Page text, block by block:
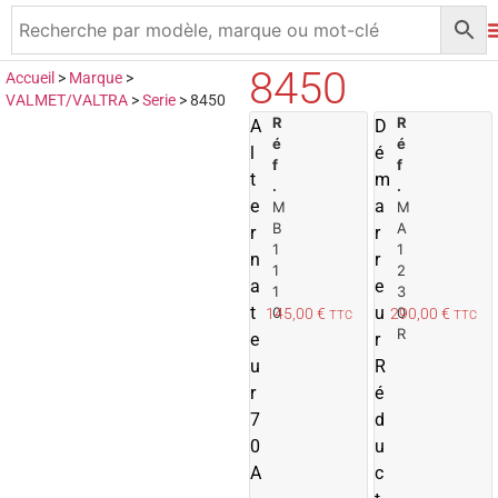
Accueil > Marque >
VALMET/VALTRA >Serie >8450 8450
A
l
t
e
r
n
a
t
e
u
r
7
0
A
R
é
f
.
M
B
1
1
1
0
145,00 € TTC
A
o
e
a
u
p
n
e
D
é
m
a
r
r
e
u
r
R
é
d
u
c
R
é
f
.
M
A
1
2
3
0
R
290,00 € TTC